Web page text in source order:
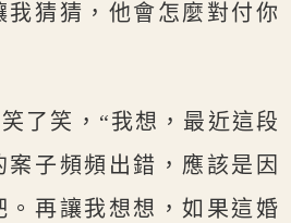
我猜猜，他會怎麼對付你
了笑，“我想，最近這段
子頻頻出錯，應該是因
。再讓我想想，如果這婚